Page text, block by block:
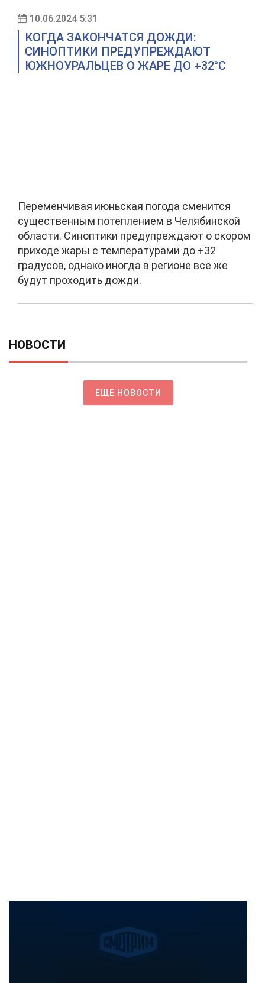
10.06.2024 5:31
КОГДА ЗАКОНЧАТСЯ ДОЖДИ:
СИНОПТИКИ ПРЕДУПРЕЖДАЮТ
ЮЖНОУРАЛЬЦЕВ О ЖАРЕ ДО +32°C
Переменчивая июньская погода сменится
существенным потеплением в Челябинской
области. Синоптики предупреждают о скором
приходе жары с температурами до +32
градусов, однако иногда в регионе все же
будут проходить дожди.
НОВОСТИ
ЕЩЕ НОВОСТИ